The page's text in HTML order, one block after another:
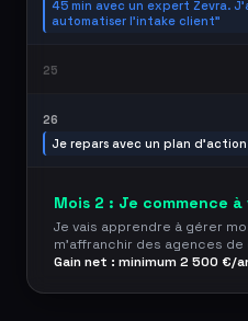
45 min avec un expert Zevra.
automatiser l'intake client"
25
26
Je repars avec un plan
Mois 2 : Je commence
Je vais apprendre à gérer
m'affranchir des agences
Gain net : minimum 2 500 €/